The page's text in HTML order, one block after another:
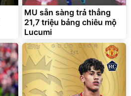
9.900.000đ
7.092.000đ
Đang xem nhiều
G-FORCE VIETNA
MU sẵn sàng trả thẳng
21,7 triệu bảng chiêu mộ
Lucumi